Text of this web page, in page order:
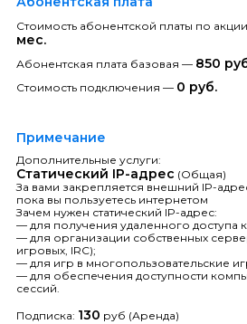
Стоимость абонентской платы по
мес.
Абонентская плата базовая — 850
Стоимость подключения — 0 руб.
Примечание
Дополнительные услуги:
Статический IP-адрес (Общая)
За вами закрепляется внешний IP-
пока вы пользуетесь интернетом
Зачем нужен статический IP-адрес:
— для получения удаленного доступа
— для организации собственных
игровых, IRC);
— для игр в многопользовательские
— для обеспечения доступности
сессий.
Подписка: 130 руб (Аренда)